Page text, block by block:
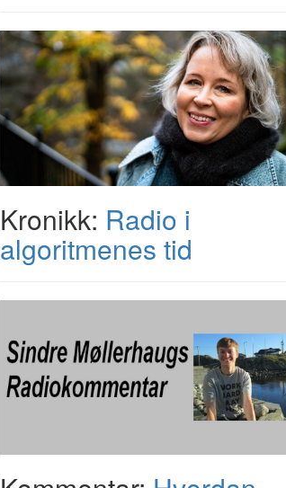
Kronikk: Radio i
algoritmenes tid